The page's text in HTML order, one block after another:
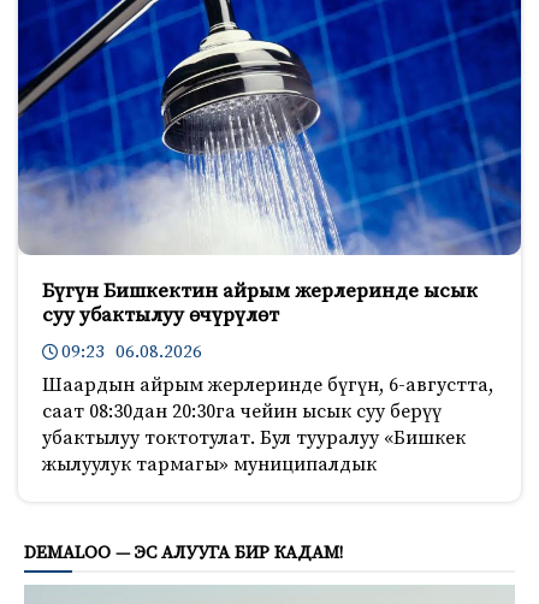
Бүгүн Бишкектин айрым жерлеринде ысык
суу убактылуу өчүрүлөт
09:23 06.08.2026
Шаардын айрым жерлеринде бүгүн, 6-августта,
саат 08:30дан 20:30га чейин ысык суу берүү
убактылуу токтотулат. Бул тууралуу «Бишкек
жылуулук тармагы» муниципалдык
DEMALOO — ЭС АЛУУГА БИР КАДАМ!